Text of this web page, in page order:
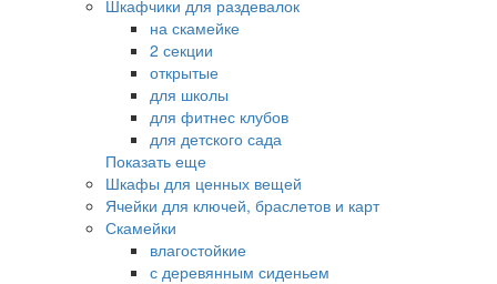
Шкафчики для раздевалок
на скамейке
2 секции
открытые
для школы
для фитнес клубов
для детского сада
Показать еще
Шкафы для ценных вещей
Ячейки для ключей, браслетов и карт
Скамейки
влагостойкие
с деревянным сиденьем